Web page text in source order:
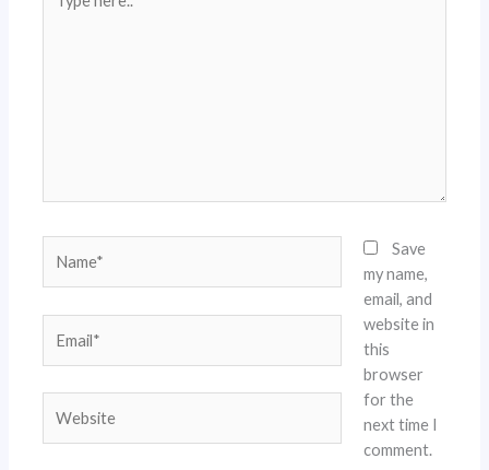
here..
Save
my name,
email, and
website in
this
browser
for the
next time I
comment.